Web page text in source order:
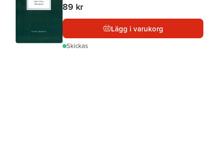
89 kr
Lägg i varukorg
Skickas